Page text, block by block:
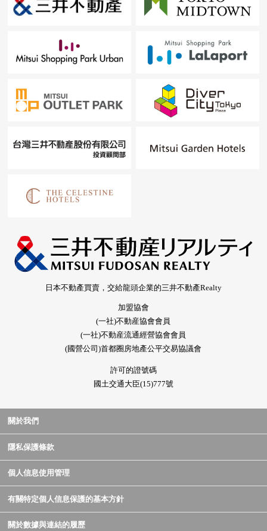
日本不動產買賣，交給龍頭企業的三井不動產Realty
加盟協會
(一社)不動産協會會員
(一社)不動産流通經營協會會員
(國營公司)首都圈房地產公平交易協議會
許可的證號碼
國土交通大臣(15)777號
關於我們
隱私保護條款
個人信息使用管理
有關特定個人信息保護的基本方針
關於數據與連結的履歷